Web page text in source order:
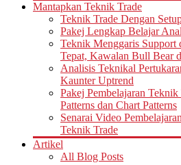
Mantapkan Teknik Trade
Teknik Trade Dengan
Pakej Lengkap Belajar
Teknik Menggaris Support
Tepat, Kawalan Bull Bear
Analisis Teknikal
Kaunter Uptrend
Pakej Pembelajaran
Patterns dan Chart Patterns
Senarai Video
Teknik Trade
Artikel
All Blog Posts